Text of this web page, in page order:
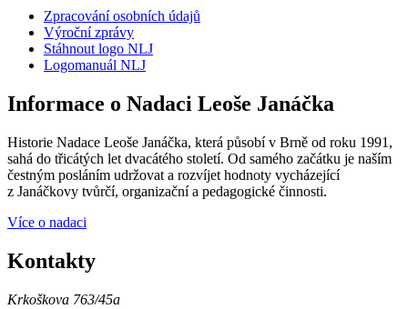
Zpracování osobních údajů
Výroční zprávy
Stáhnout logo NLJ
Logomanuál NLJ
Informace o Nadaci Leoše Janáčka
Historie Nadace Leoše Janáčka, která působí v Brně od roku 1991,
sahá do třicátých let dvacátého století. Od samého začátku je naším
čestným posláním udržovat a rozvíjet hodnoty vycházející
z Janáčkovy tvůrčí, organizační a pedagogické činnosti.
Více o nadaci
Kontakty
Krkoškova 763/45a